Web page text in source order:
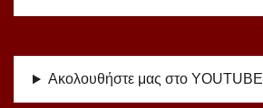
Ακολουθήστε μας στο YOUTUBE